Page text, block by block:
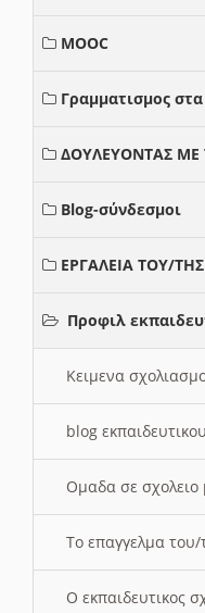
MOOC
Γραμματισμος
ΔΟΥΛΕΥΟΝΤΑΣ ΜΕ
Blog-σύνδεσμοι
ΕΡΓΑΛΕΙΑ ΤΟΥ/
Προφιλ
Κειμενα
blog
Ομαδα σε
Το επαγγελμα
Ο εκπαιδευτικος